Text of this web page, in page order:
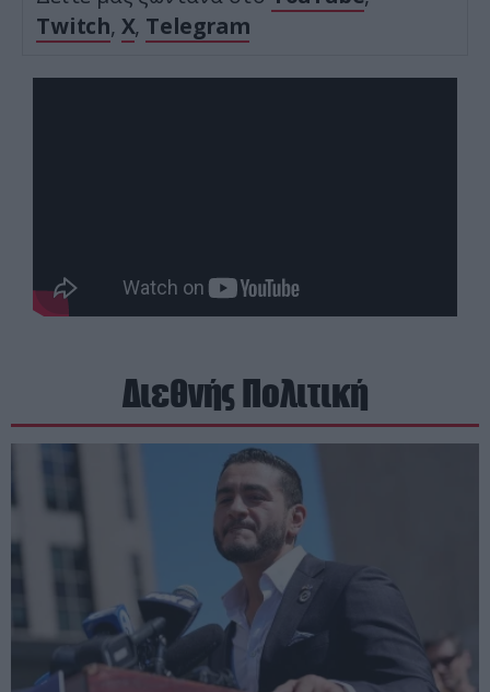
Twitch, X, Telegram
Διεθνής Πολιτική